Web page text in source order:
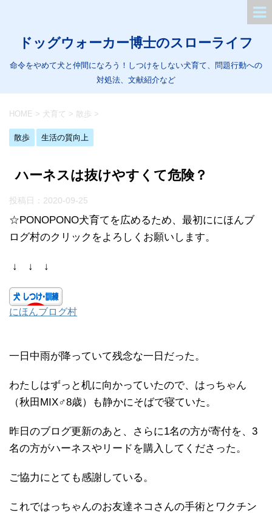
ドッグウォーカー博士のスローライフ
命令をやめて犬と仲間になろう！しつけをしない犬育て、問題行動への
対処法、文献紹介など
HOME > 犬育て > 散歩 >
散歩 生活の質向上
ハーネスは抜けやすくて危険？
投稿日： 2020-09-25
☆PONOPONO犬育てを広めるため、最初ににほんブ
ログ村のクリックをよろしくお願いします。
↓ ↓ ↓
にほんブログ村
一日中雨が降っていて残念な一日だった。
わたしはずっと机に向かっていたので、はっちゃん
（秋田MIX♂8歳）も静かにそばで寝ていた。
昨日のブログ更新のあと、さらに1名の方が寄付を、3
名の方がハーネスやリードを購入してくださった。
ご協力にとても感謝している。
これではっちゃんのお友達ネコさんの手術とワクチン